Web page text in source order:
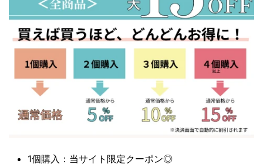
1個購入：当サイト限定クーポン◎